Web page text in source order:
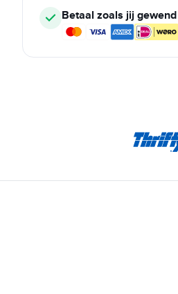
Betaal zoals jij